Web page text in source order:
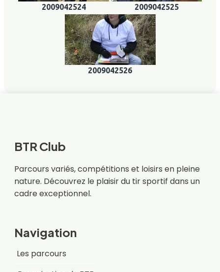
2009042524 2009042525
2009042526
BTR Club
Parcours variés, compétitions et loisirs en pleine
nature. Découvrez le plaisir du tir sportif dans un
cadre exceptionnel.
Navigation
Les parcours